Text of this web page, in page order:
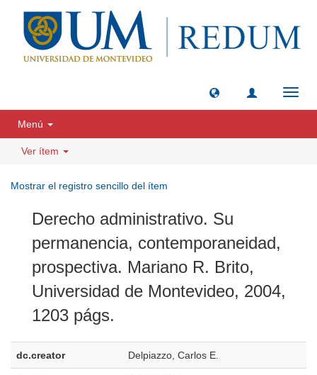
Menú
Ver ítem
Mostrar el registro sencillo del ítem
Derecho administrativo. Su
permanencia, contemporaneidad,
prospectiva. Mariano R. Brito,
Universidad de Montevideo, 2004,
1203 págs.
dc.creator Delpiazzo, Carlos E.